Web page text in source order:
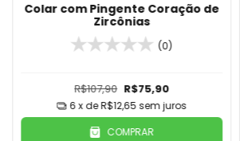
Colar com Pingente Coração de
Zircônias
(0)
R$107,90 R$75,90
6x deR$12,65 sem juros
COMPRAR